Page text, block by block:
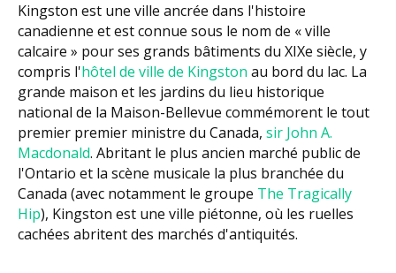
Kingston est une ville ancrée dans l'histoire
canadienne et est connue sous le nom de « ville
calcaire » pour ses grands bâtiments du XIXe siècle, y
compris l'hôtel de ville de Kingston au bord du lac. La
grande maison et les jardins du lieu historique
national de la Maison-Bellevue commémorent le tout
premier premier ministre du Canada, sir John A.
Macdonald. Abritant le plus ancien marché public de
l'Ontario et la scène musicale la plus branchée du
Canada (avec notamment le groupe The Tragically
Hip), Kingston est une ville piétonne, où les ruelles
cachées abritent des marchés d'antiquités.